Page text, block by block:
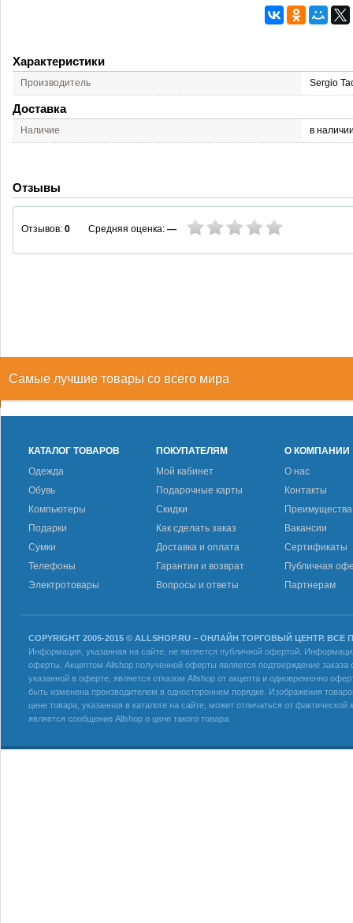
Характеристики
Производитель Sergio
Доставка
Наличие в
Отзывы
Отзывов: 0 Средняя оценка: —
Самые лучшие товары со всего мира
КАТАЛОГ ТОВАРОВ
Одежда
Обувь
Компьютеры
Подарки
Сумки
Телефоны
Электротовары
ПОКУПАТЕЛЯМ
Мой кабинет
Подарочные карты
Скидки
Как сделать заказ
Доставка и оплата
Гарантии и возврат
Вопросы и ответы
О КОМПАНИИ
О нас
Контакты
Преимущества
Вакансии
Сертификаты
Публичная
Партнерам
COPYRIGHT 2005-2015 © ALLSHOP.RU – ОНЛАЙН ТОРГОВЫЙ ЦЕНТР.
Информация, указанная на сайте, не является публичной офертой.
оферты. Акцептом Allshop полученной оферты является подтверждение
указанной в оферте, является отказом Allshop от акцепта и одновременно
быть изменена производителем в одностороннем порядке. Изображения
цене товара, указанная в каталоге на сайте, может отличаться от
является сообщение Allshop о цене такого товара.